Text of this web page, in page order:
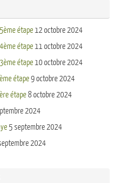
étape 12 octobre 2024
étape 11 octobre 2024
étape 10 octobre 2024
étape9 octobre 2024
étape8 octobre 2024
2024
5 septembre 2024
2024